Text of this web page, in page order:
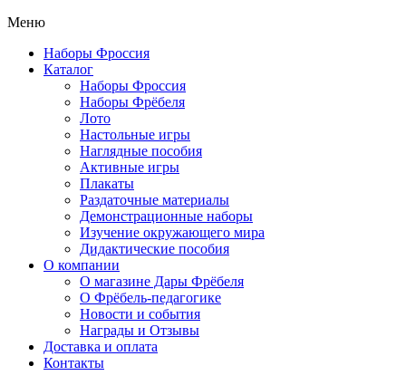
Меню
Наборы Фроссия
Каталог
Наборы Фроссия
Наборы Фрёбеля
Лото
Настольные игры
Наглядные пособия
Активные игры
Плакаты
Раздаточные материалы
Демонстрационные наборы
Изучение окружающего мира
Дидактические пособия
О компании
О магазине Дары Фрёбеля
О Фрёбель-педагогике
Новости и события
Награды и Отзывы
Доставка и оплата
Контакты